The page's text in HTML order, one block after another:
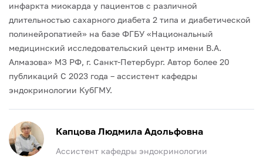
инфаркта миокарда у пациентов с различной
длительностью сахарного диабета 2 типа и диабетической
полинейропатией» на базе ФГБУ «Национальный
медицинский исследовательский центр имени В.А.
Алмазова» МЗ РФ, г. Санкт-Петербург. Автор более 20
публикаций С 2023 года – ассистент кафедры
эндокринологии КубГМУ.
Капцова Людмила Адольфовна
Ассистент кафедры эндокринологии